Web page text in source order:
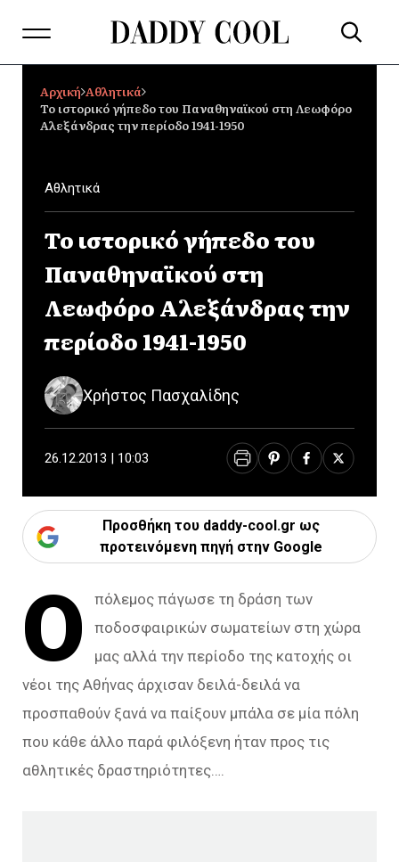
Αρχική Αθλητικά
Το ιστορικό γήπεδο του Παναθηναϊκού στη Λεωφόρο
Αλεξάνδρας την περίοδο 1941-1950
Αθλητικά
Το ιστορικό γήπεδο του
Παναθηναϊκού στη
Λεωφόρο Αλεξάνδρας την
περίοδο 1941-1950
Χρήστος Πασχαλίδης
26.12.2013 | 10:03
Προσθήκη του daddy-cool.gr ως
προτεινόμενη πηγή στην Google
Ο
πόλεμος πάγωσε τη δράση των
ποδοσφαιρικών σωματείων στη χώρα
μας αλλά την περίοδο της κατοχής οι
νέοι της Αθήνας άρχισαν δειλά-δειλά να
προσπαθούν ξανά να παίξουν μπάλα σε μία πόλη
που κάθε άλλο παρά φιλόξενη ήταν προς τις
αθλητικές δραστηριότητες….